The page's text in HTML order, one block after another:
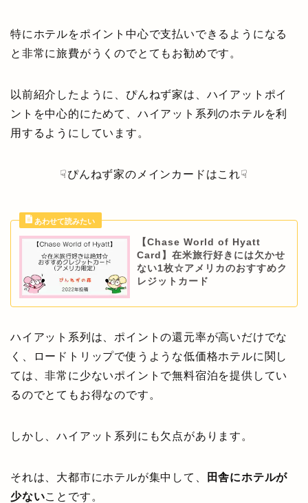
特にホテルをポイント中心で支払いできるようになる
と非常に旅費がうくのでとてもお勧めです。
以前紹介したように、ぴんねず家は、ハイアットポイ
ントを中心的にためて、ハイアット系列のホテルを利
用するようにしています。
☟ぴんねず家のメインカードはこれ☟
【Chase World of Hyatt
Card】在米旅行好きには欠かせ
ない1枚☆アメリカのおすすめク
レジットカード
ハイアット系列は、ポイントの還元率が高いだけでな
く、ロードトリップで使うような低価格ホテルに関し
ては、非常に少ないポイントで無料宿泊を提供してい
るのでとてもお得なのです。
しかし、ハイアット系列にも欠点があります。
それは、大都市にホテルが集中して、
田舎にホテルが
少ないことです。